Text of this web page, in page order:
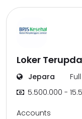
Loker
Jepara
5.500.000 -
Accounts